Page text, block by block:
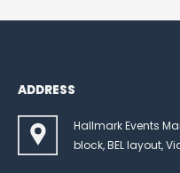
ADDRESS
Hallmark Events
block, BEL layout,